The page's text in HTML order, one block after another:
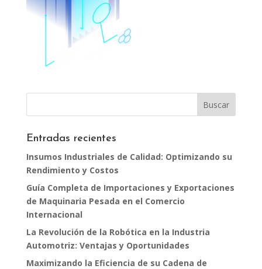
Entradas recientes
Insumos Industriales de Calidad: Optimizando su
Rendimiento y Costos
Guía Completa de Importaciones y Exportaciones
de Maquinaria Pesada en el Comercio
Internacional
La Revolución de la Robótica en la Industria
Automotriz: Ventajas y Oportunidades
Maximizando la Eficiencia de su Cadena de